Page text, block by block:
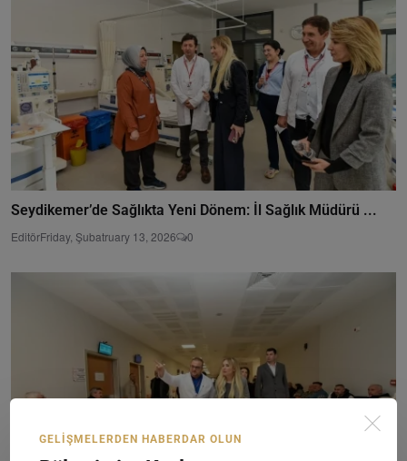
Seydikemer’de Sağlıkta Yeni Dönem: İl Sağlık Müdürü ...
EditörFriday, Şubatruary 13, 2026 0
GELIŞMELERDEN HABERDAR OLUN